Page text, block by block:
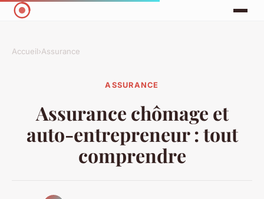
Accueil›Assurance
ASSURANCE
Assurance chômage et
auto-entrepreneur : tout
comprendre